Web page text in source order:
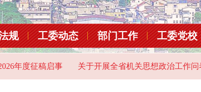
规 工委动态 部门工作 工委党校
度征稿启事 关于开展全省机关思想政治工作问卷调